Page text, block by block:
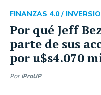
Por qué Jeff
parte de sus
por u$s4.070
FINANZAS 4.0 /
Por iProUP